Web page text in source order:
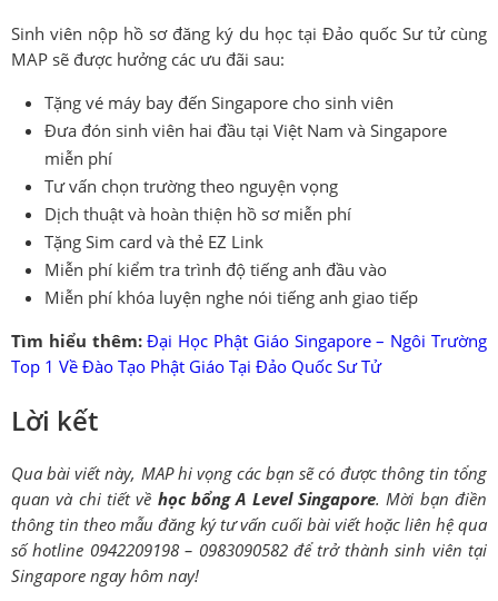
Sinh viên nộp hồ sơ đăng ký du học tại Đảo quốc Sư tử cùng
MAP sẽ được hưởng các ưu đãi sau:
Tặng vé máy bay đến Singapore cho sinh viên
Đưa đón sinh viên hai đầu tại Việt Nam và Singapore
miễn phí
Tư vấn chọn trường theo nguyện vọng
Dịch thuật và hoàn thiện hồ sơ miễn phí
Tặng Sim card và thẻ EZ Link
Miễn phí kiểm tra trình độ tiếng anh đầu vào
Miễn phí khóa luyện nghe nói tiếng anh giao tiếp
Tìm hiểu thêm:Đại Học Phật Giáo Singapore – Ngôi Trường
Top 1 Về Đào Tạo Phật Giáo Tại Đảo Quốc Sư Tử
Lời kết
Qua bài viết này, MAP hi vọng các bạn sẽ có được thông tin tổng
quan và chi tiết về học bổng A Level Singapore. Mời bạn điền
thông tin theo mẫu đăng ký tư vấn cuối bài viết hoặc liên hệ qua
số hotline 0942209198 – 0983090582 để trở thành sinh viên tại
Singapore ngay hôm nay!